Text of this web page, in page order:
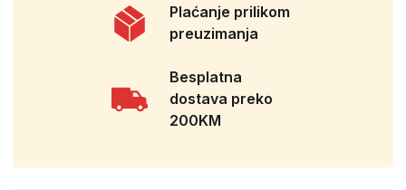
Plaćanje prilikom
preuzimanja
Besplatna
dostava preko
200KM